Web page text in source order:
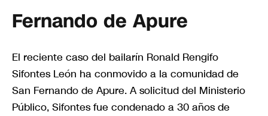
Fernando de Apure
El reciente caso del bailarín Ronald Rengifo
Sifontes León ha conmovido a la comunidad de
San Fernando de Apure. A solicitud del Ministerio
Público, Sifontes fue condenado a 30 años de